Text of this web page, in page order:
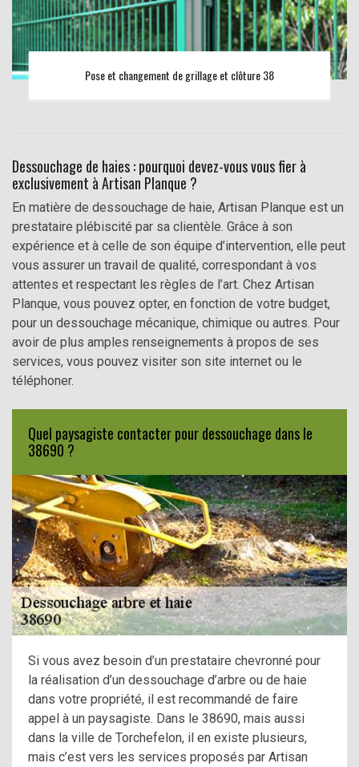
Pose et changement de grillage et clôture 38
Dessouchage de haies : pourquoi devez-vous vous fier à
exclusivement à Artisan Planque ?
En matière de dessouchage de haie, Artisan Planque est un
prestataire plébiscité par sa clientèle. Grâce à son
expérience et à celle de son équipe d’intervention, elle peut
vous assurer un travail de qualité, correspondant à vos
attentes et respectant les règles de l’art. Chez Artisan
Planque, vous pouvez opter, en fonction de votre budget,
pour un dessouchage mécanique, chimique ou autres. Pour
avoir de plus amples renseignements à propos de ses
services, vous pouvez visiter son site internet ou le
téléphoner.
Quel paysagiste contacter pour dessouchage dans le
38690 ?
Si vous avez besoin d’un prestataire chevronné pour
la réalisation d’un dessouchage d’arbre ou de haie
dans votre propriété, il est recommandé de faire
appel à un paysagiste. Dans le 38690, mais aussi
dans la ville de Torchefelon, il en existe plusieurs,
mais c’est vers les services proposés par Artisan